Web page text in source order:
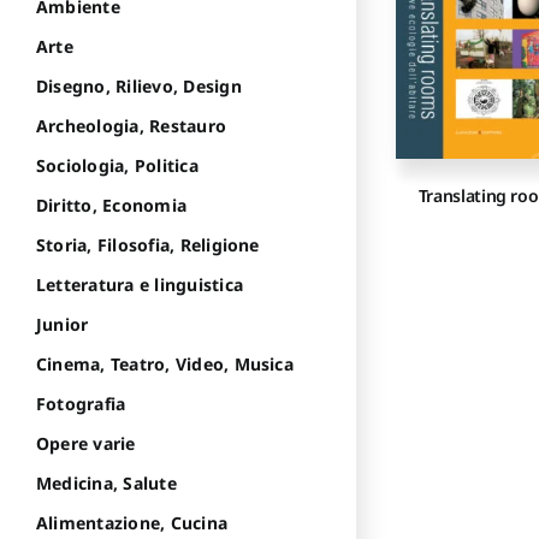
Translating
Ambiente
Arte
Disegno, Rilievo, Design
Archeologia, Restauro
Sociologia, Politica
Diritto, Economia
Storia, Filosofia, Religione
Letteratura e linguistica
Junior
Cinema, Teatro, Video, Musica
Fotografia
Opere varie
Medicina, Salute
Alimentazione, Cucina